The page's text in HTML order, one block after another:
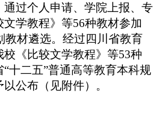
过个人申请、学院上报、专
学教程》等56种教材参加
教材遴选。经过四川省教育
《比较文学教程》等53种
十二五”普通高等教育本科规
公布（见附件）。